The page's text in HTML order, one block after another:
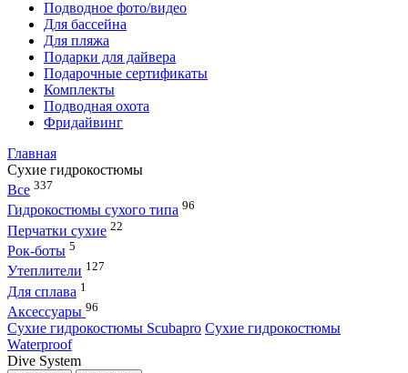
Подводное фото/видео
Для бассейна
Для пляжа
Подарки для дайвера
Подарочные сертификаты
Комплекты
Подводная охота
Фридайвинг
Главная
Сухие гидрокостюмы
Все 337
Гидрокостюмы сухого типа 96
Перчатки сухие 22
Рок-боты 5
Утеплители 127
Для сплава 1
Аксессуары 96
Сухие гидрокостюмы Scubapro Сухие гидрокостюмы
Waterproof
Dive System